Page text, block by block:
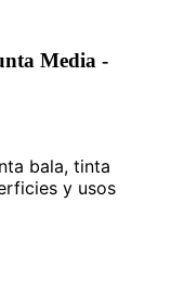
Media -
bala, tinta
y usos